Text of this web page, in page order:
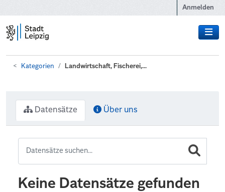
Anmelden
Kategorien Landwirtschaft, Fischerei,...
Datensätze Über uns
Keine Datensätze gefunden